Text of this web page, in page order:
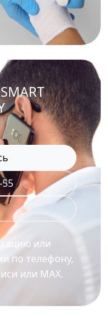
55
или
по телефону,
или MAX.